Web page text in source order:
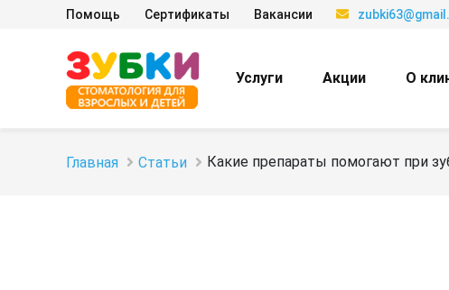
Услуги Акции О
Помощь Сертификаты Вакансии
Главная Статьи Какие препараты помогают при